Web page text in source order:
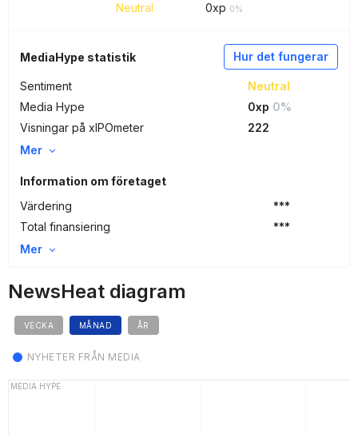
Neutral 0xp 0%
Hur det fungerar
MediaHype statistik
Sentiment
Neutral
Media Hype
0xp 0%
Visningar på xIPOmeter
222
Mer
Information om företaget
Värdering
***
Total finansiering
***
Mer
NewsHeat diagram
VECKA MÅNAD ÅR
NYHETER FRÅN MEDIA